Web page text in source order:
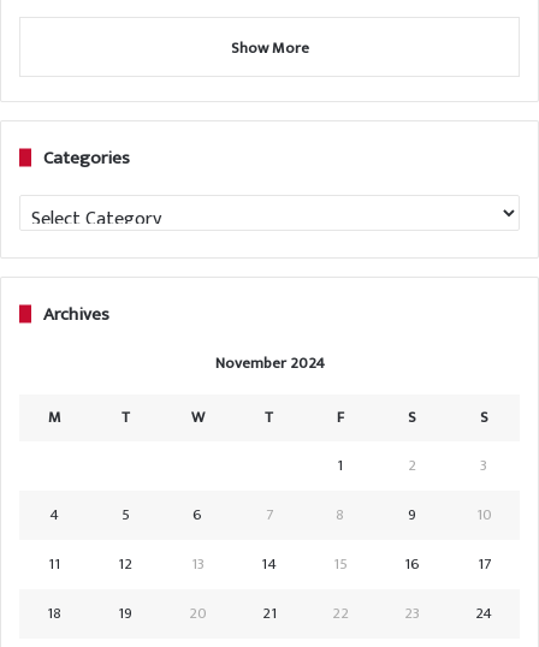
Show More
Categories
Categories
Archives
November 2024
M T W T F S
S
1
2
3
4
5 6 7 8 9
10
11
12 13 14 15 16
17
18
19 20 21 22 23
24